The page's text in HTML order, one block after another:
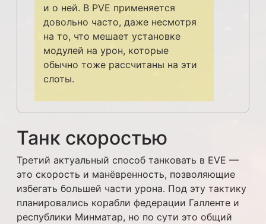
и о ней. В PVE применяется
довольно часто, даже несмотря
на то, что мешает установке
модулей на урон, которые
обычно тоже рассчитаны на эти
слоты.
Танк скоростью
Третий актуальный способ танковать в EVE —
это скорость и манёвренность, позволяющие
избегать большей части урона. Под эту тактику
планировались корабли федерации Галленте и
республики Минматар, но по сути это общий